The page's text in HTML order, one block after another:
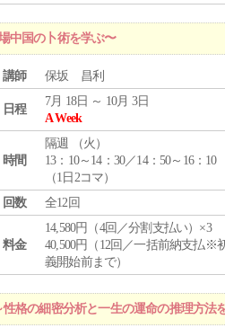
中国の卜術を学ぶ〜
講師 保坂 昌利
日程
7月 18日 ～ 10月 3日
A Week
時間
隔週 （火 ）
13：10～14：30／14：50～16：10
（1日2コマ）
回数
全12回
料金
14,580円（4回／分割支払い）×3
40,500円（12回／一括前納支払※
義開始前まで）
格の細密分析と一生の運命の推理方法